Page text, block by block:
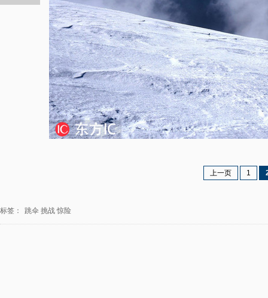
上一页 1
标签： 跳伞 挑战 惊险